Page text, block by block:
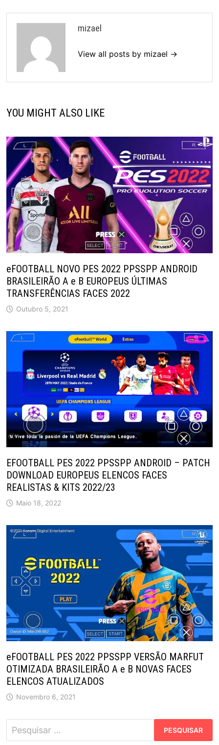
mizael
View all posts by mizael →
YOU MIGHT ALSO LIKE
eFOOTBALL NOVO PES 2022 PPSSPP ANDROID
BRASILEIRÃO A e B EUROPEUS ÚLTIMAS
TRANSFERÊNCIAS FACES 2022
Outubro 5, 2021
EFOOTBALL PES 2022 PPSSPP ANDROID – PATCH
DOWNLOAD EUROPEUS ELENCOS FACES
REALISTAS & KITS 2022/23
Maio 18, 2022
eFOOTBALL PES 2022 PPSSPP VERSÃO MARFUT
OTIMIZADA BRASILEIRÃO A e B NOVAS FACES
ELENCOS ATUALIZADOS
Novembro 6, 2021
Pesquisar
por: